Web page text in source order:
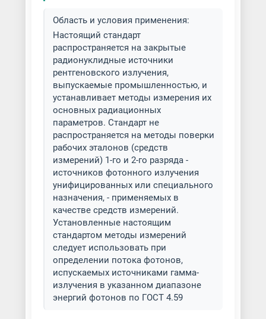
Область и условия применения:
Настоящий стандарт
распространяется на закрытые
радионуклидные источники
рентгеновского излучения,
выпускаемые промышленностью, и
устанавливает методы измерения их
основных радиационных
параметров. Стандарт не
распространяется на методы поверки
рабочих эталонов (средств
измерений) 1-го и 2-го разряда -
источников фотонного излучения
унифицированных или специального
назначения, - применяемых в
качестве средств измерений.
Установленные настоящим
стандартом методы измерений
следует использовать при
определении потока фотонов,
испускаемых источниками гамма-
излучения в указанном диапазоне
энергий фотонов по ГОСТ 4.59